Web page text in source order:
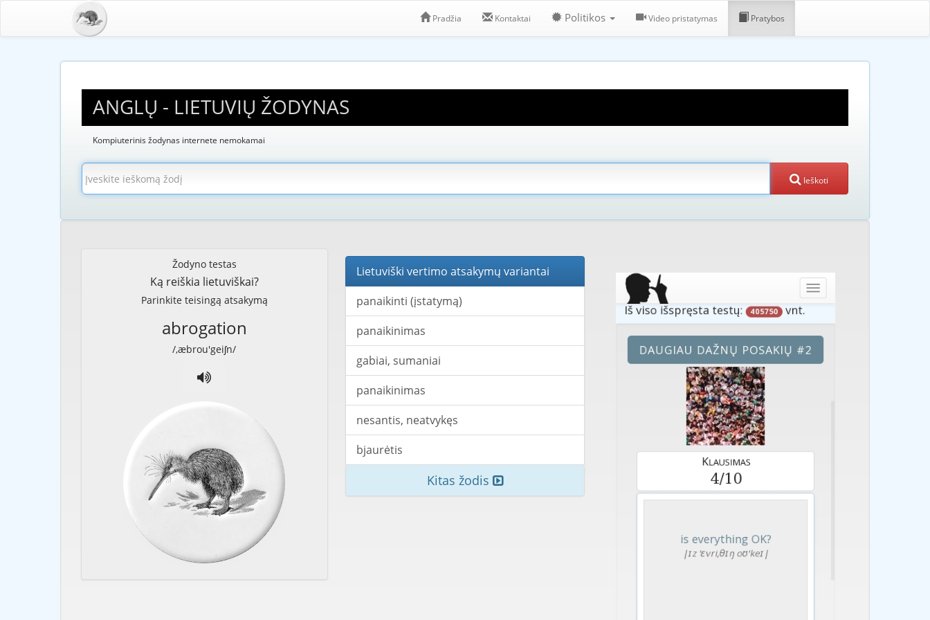
Pradžia Kontaktai Politikos Video pristatymas Pratybos
ANGLŲ - LIETUVIŲ ŽODYNAS
Kompiuterinis žodynas internete nemokamai
Ieškoti
Žodyno testas
Ką reiškia lietuviškai?
Parinkite teisingą atsakymą
abrogation
/,æbrou'geiʃn/
Lietuviški vertimo atsakymų variantai
panaikinti (įstatymą)
panaikinimas
gabiai, sumaniai
panaikinimas
nesantis, neatvykęs
bjaurėtis
Kitas žodis